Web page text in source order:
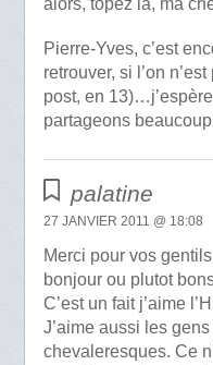
alors, topez là, ma
Pierre-Yves, c’est
retrouver, si l’on
post, en
partageons
palatine
27 JANVIER 2011 @ 18:08
Merci pour vos
bonjour ou plutot
C’est un fait j’aime
J’aime aussi les
chevaleresques. Ce